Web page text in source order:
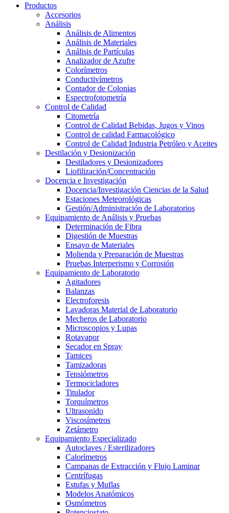
Productos
Accesorios
Análisis
Análisis de Alimentos
Análisis de Materiales
Análisis de Partículas
Analizador de Azufre
Colorímetros
Conductivímetros
Contador de Colonias
Espectrofotometría
Control de Calidad
Citometría
Control de Calidad Bebidas, Jugos y Vinos
Control de calidad Farmacológico
Control de Calidad Industria Petróleo y Aceites
Destilación y Desionización
Destiladores y Desionizadores
Liofilización/Concentración
Docencia e Investigación
Docencia/Investigación Ciencias de la Salud
Estaciones Meteorológicas
Gestión/Administración de Laboratorios
Equipamiento de Análisis y Pruebas
Determinación de Fibra
Digestión de Muestras
Ensayo de Materiales
Molienda y Preparación de Muestras
Pruebas Interperismo y Corrosión
Equipamiento de Laboratorio
Agitadores
Balanzas
Electroforesis
Lavadoras Material de Laboratorio
Mecheros de Laboratorio
Microscopios y Lupas
Rotavapor
Secador en Spray
Tamices
Tamizadoras
Tensiómetros
Termocicladores
Titulador
Torquímetros
Ultrasonido
Viscosímetros
Zetámetro
Equipamiento Especializado
Autoclaves / Esterilizadores
Calorímetros
Campanas de Extracción y Flujo Laminar
Centrífugas
Estufas y Muflas
Modelos Anatómicos
Osmómetros